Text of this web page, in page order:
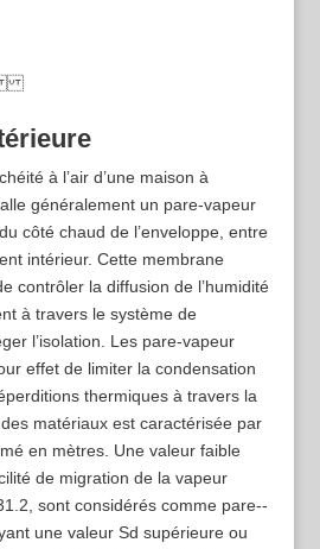
à l’air d’une maison à
généralement un pare-­vapeur
côté chaud de l’enveloppe, entre
intérieur. Cette membrane
contrôler la diffusion de l’humidité
à travers le système de
l’isolation. Les pare-­vapeur
effet de limiter la condensation
thermiques à travers la
matériaux est caractérisée par
en mètres. Une valeur faible
de migration de la vapeur
sont considérés comme pare-­
une valeur Sd supérieure ou